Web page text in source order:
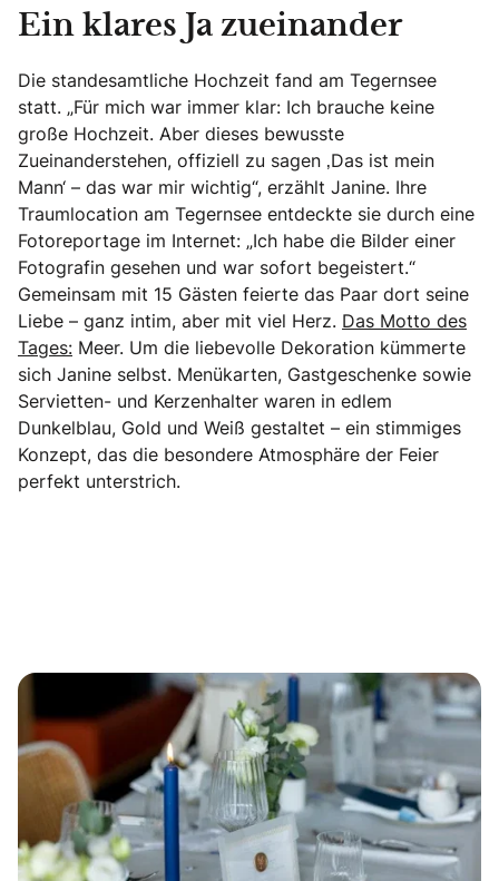
Ein klares Ja zueinander
Die standesamtliche Hochzeit fand am Tegernsee
statt. „Für mich war immer klar: Ich brauche keine
große Hochzeit. Aber dieses bewusste
Zueinanderstehen, offiziell zu sagen ‚Das ist mein
Mann‘ – das war mir wichtig“, erzählt Janine. Ihre
Traumlocation am Tegernsee entdeckte sie durch eine
Fotoreportage im Internet: „Ich habe die Bilder einer
Fotografin gesehen und war sofort begeistert.“
Gemeinsam mit 15 Gästen feierte das Paar dort seine
Liebe – ganz intim, aber mit viel Herz. Das Motto des
Tages: Meer. Um die liebevolle Dekoration kümmerte
sich Janine selbst. Menükarten, Gastgeschenke sowie
Servietten- und Kerzenhalter waren in edlem
Dunkelblau, Gold und Weiß gestaltet – ein stimmiges
Konzept, das die besondere Atmosphäre der Feier
perfekt unterstrich.